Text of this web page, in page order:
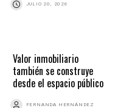
JULIO 20, 2026
Valor inmobiliario
también se construye
desde el espacio público
FERNANDA HERNÁNDEZ